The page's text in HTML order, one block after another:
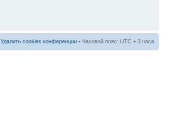
Удалить cookies конференции • Часовой пояс: UTC + 3 часа